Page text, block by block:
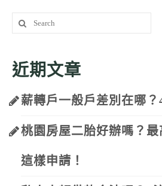
Search
for:
近期文章
薪轉戶一般戶差別在哪？
桃園房屋二胎好辦嗎？
這樣申請！